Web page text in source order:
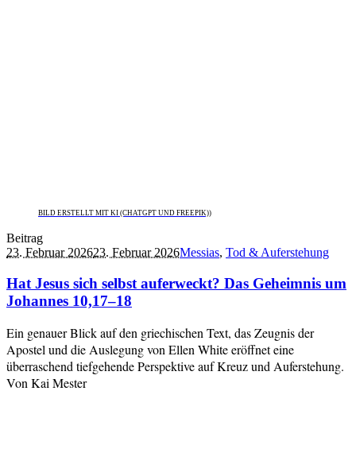
BILD ERSTELLT MIT KI (CHATGPT UND FREEPIK))
Beitrag
23. Februar 202623. Februar 2026Messias, Tod & Auferstehung
Hat Jesus sich selbst auferweckt? Das Geheimnis um
Johannes 10,17–18
Ein genauer Blick auf den griechischen Text, das Zeugnis der
Apostel und die Auslegung von Ellen White eröffnet eine
überraschend tiefgehende Perspektive auf Kreuz und Auferstehung.
Von Kai Mester